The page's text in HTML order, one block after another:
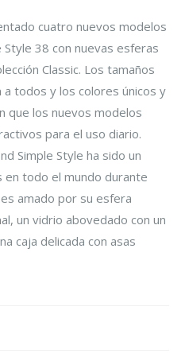
cuatro nuevos modelos
Style 38 con nuevas esferas
Classic. Los tamaños
a todos y los colores únicos y
que los nuevos modelos
para el uso diario.
Simple Style ha sido un
en todo el mundo durante
amado por su esfera
un vidrio abovedado con un
caja delicada con asas